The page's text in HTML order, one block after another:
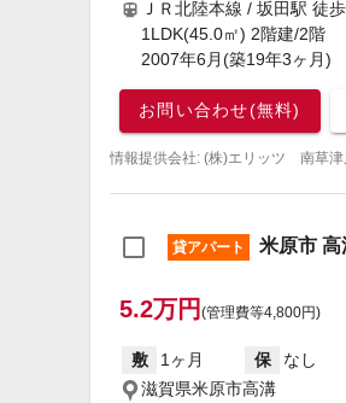
ＪＲ北陸本線 / 坂田駅 徒
1LDK(45.0㎡) 2階建/2階
2007年6月(築19年3ヶ月)
お問い合わせ(無料)
情報提供会社: (株)エリッツ 南草津
貸アパート 米原市
5.2万円 (管理費等4,800円)
敷 1ヶ月 保 なし
滋賀県米原市高溝